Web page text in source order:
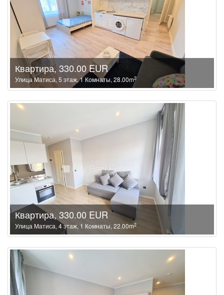
Квартира, 330.00 EUR
Улица Матиса, 5 этаж, 1 Комнаты, 28.00m2
Квартира, 330.00 EUR
Улица Матиса, 4 этаж, 1 Комнаты, 22.00m2